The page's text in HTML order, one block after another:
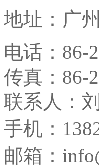
地址： 广
电话： 86-
传真： 86-
联系人：
手机：
邮箱：